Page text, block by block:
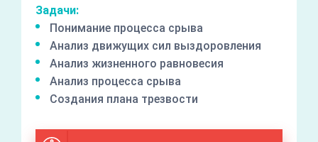
Задачи:
Понимание процесса срыва
Анализ движущих сил выздоровления
Анализ жизненного равновесия
Анализ процесса срыва
Создания плана трезвости